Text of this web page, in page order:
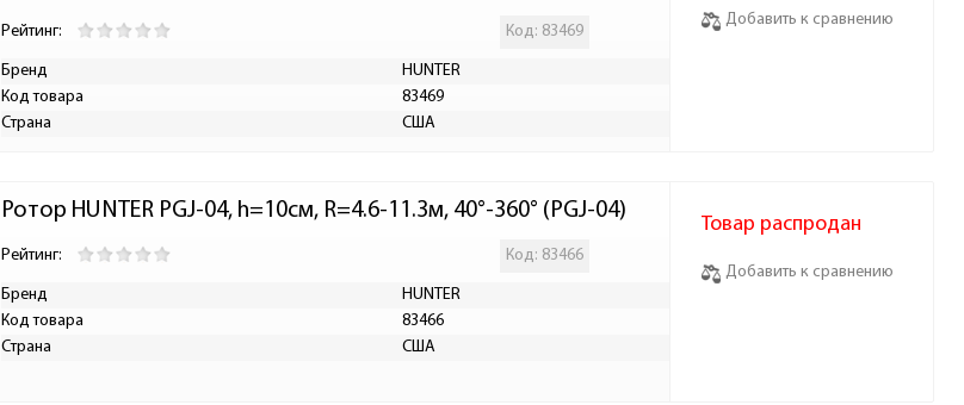
Рейтинг: Код: 83469
Бренд
HUNTER
Код товара
83469
Страна
США
Добавить к сравнению
Ротор HUNTER PGJ-04, h=10см, R=4.6-11.3м, 40°-360° (PGJ-04)
Рейтинг: Код: 83466
Бренд
HUNTER
Код товара
83466
Страна
США
Товар распродан
Добавить к сравнению